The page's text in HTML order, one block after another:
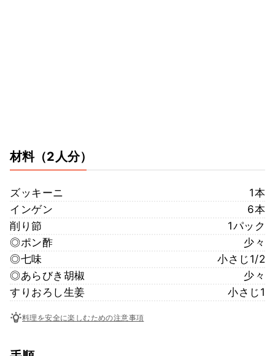
材料（2人分）
ズッキーニ
1本
インゲン
6本
削り節
1パック
◎ポン酢
少々
◎七味
小さじ1/2
◎あらびき胡椒
少々
すりおろし生姜
小さじ1
料理を安全に楽しむための注意事項